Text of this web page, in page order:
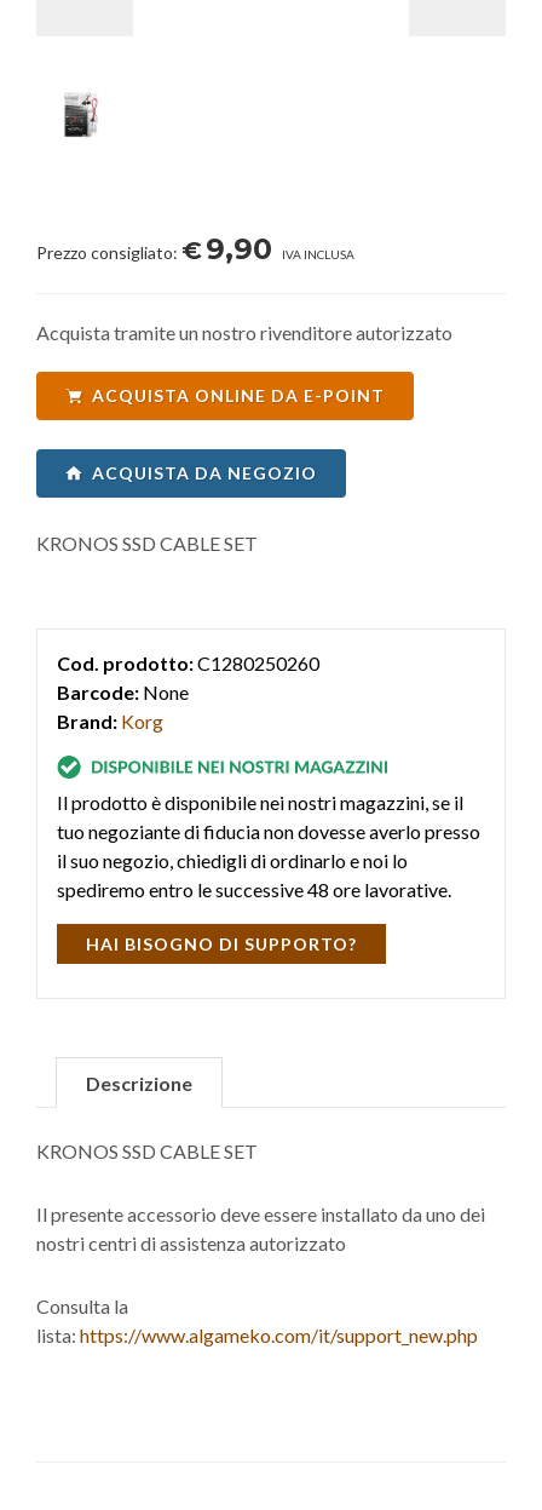
Prezzo consigliato: €9,90 IVA INCLUSA
Acquista tramite un nostro rivenditore autorizzato
ACQUISTA ONLINE DA E-POINT
ACQUISTA DA NEGOZIO
KRONOS SSD CABLE SET
Cod. prodotto:C1280250260
Barcode: None
Brand: Korg
Il prodotto è disponibile nei nostri magazzini, se il
tuo negoziante di fiducia non dovesse averlo presso
il suo negozio, chiedigli di ordinarlo e noi lo
spediremo entro le successive 48 ore lavorative.
HAI BISOGNO DI SUPPORTO?
Descrizione
KRONOS SSD CABLE SET
Il presente accessorio deve essere installato da uno dei
nostri centri di assistenza autorizzato
Consulta la
lista: https://www.algameko.com/it/support_new.php